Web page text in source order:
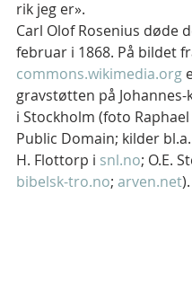
rik jeg er».
Carl Olof Rosenius døde
februar i 1868. På bildet
commons.wikimedia.org
gravstøtten på
i Stockholm (foto Raphael
Public Domain; kilder
H. Flottorp i snl.no; O.E.
bibelsk-tro.no; arven.net).